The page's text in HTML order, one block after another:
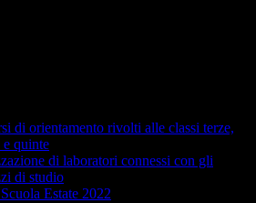
di orientamento rivolti alle classi terze,
e quinte
di laboratori connessi con gli
di studio
Estate 2022